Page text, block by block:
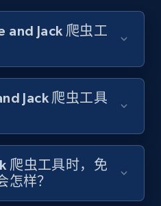
link, Predicted lang,
md5, Video url,
and more.
and Jack 爬虫工
Jack 爬虫工具
爬虫工具时，免
样？